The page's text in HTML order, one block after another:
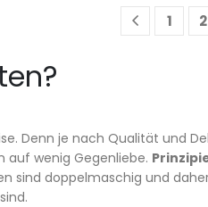
1 2
Denn je nach Qualität und
wenig Gegenliebe.
sind doppelmaschig und